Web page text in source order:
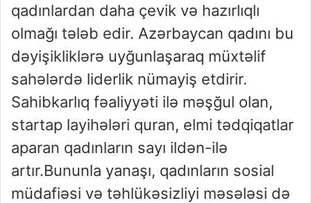
qadınlardan daha çevik və hazırlıqlı
olmağı tələb edir. Azərbaycan qadını bu
dəyişikliklərə uyğunlaşaraq müxtəlif
sahələrdə liderlik nümayiş etdirir.
Sahibkarlıq fəaliyyəti ilə məşğul olan,
startap layihələri quran, elmi tədqiqatlar
aparan qadınların sayı ildən-ilə
artır.Bununla yanaşı, qadınların sosial
müdafiəsi və təhlükəsizliyi məsələsi də